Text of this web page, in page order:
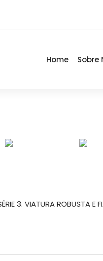
Home Sobre
3. VIATURA ROBUSTA E